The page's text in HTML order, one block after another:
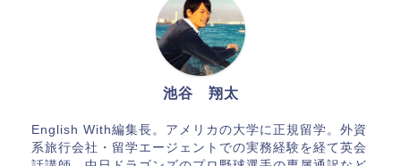
池谷 翔太
English With編集長。アメリカの大学に正規留学。外資
系旅行会社・留学エージェントでの実務経験を経て英会